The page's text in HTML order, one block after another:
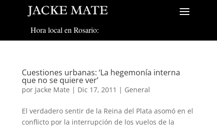
Hora local en Rosario:
Cuestiones urbanas: ‘La hegemonía interna
que no se quiere ver’
por Jacke Mate | Dic 17, 2011 | General
El verdadero sentir de la Reina del Plata asomó en el
conflicto por la interrupción de los vuelos de la